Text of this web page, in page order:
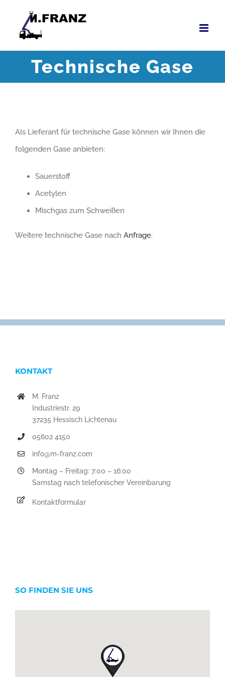
springen
Technische Gase
Als Lieferant für technische Gase können wir Ihnen die
folgenden Gase anbieten:
Sauerstoff
Acetylen
Mischgas zum Schweißen
Weitere technische Gase nach Anfrage.
KONTAKT
M. Franz
Industriestr. 29
37235 Hessisch Lichtenau
05602 4150
info@m-franz.com
Montag – Freitag: 7:00 – 16:00
Samstag nach telefonischer Vereinbarung
Kontaktformular
SO FINDEN SIE UNS